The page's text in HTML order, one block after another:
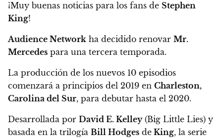
¡Muy buenas noticias para los fans de Stephen
King!
Audience Network ha decidido renovar Mr.
Mercedes para una tercera temporada.
La producción de los nuevos 10 episodios
comenzará a principios del 2019 en Charleston,
Carolina del Sur, para debutar hasta el 2020.
Desarrollada por David E. Kelley(Big Little Lies) y
basada en la trilogía Bill Hodges de King, la serie